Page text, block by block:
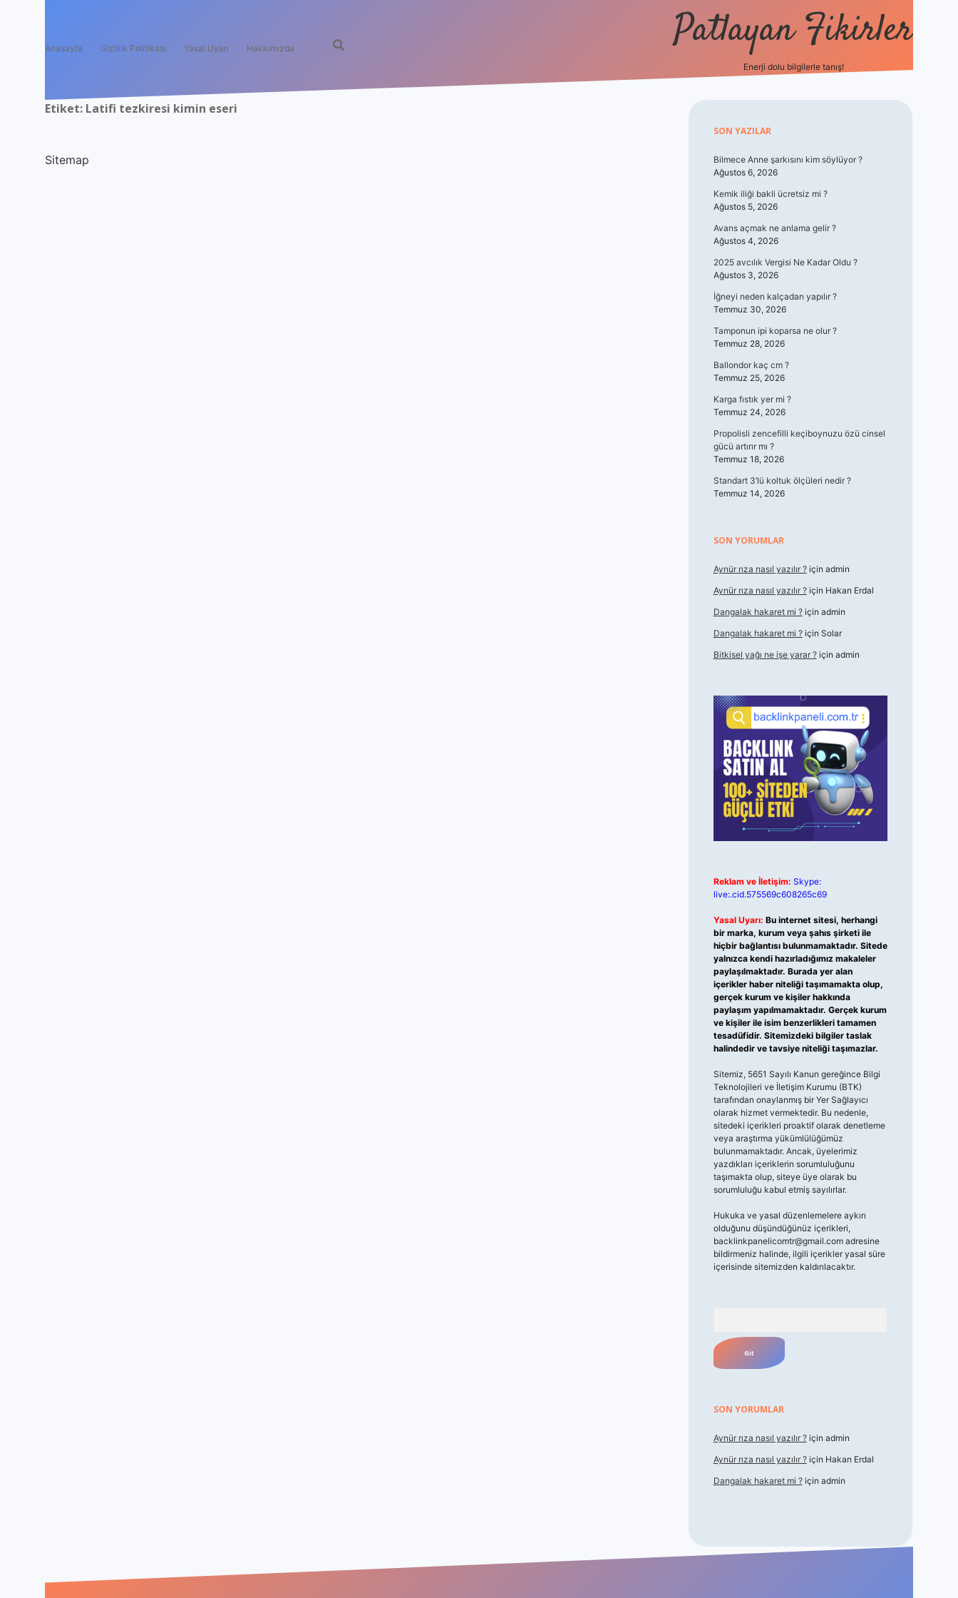
Anasayfa Gizlilik Politikası Yasal Uyarı Hakkımızda Patlayan Fikirler
Enerji dolu bilgilerle tanış!
Etiket: Latifi tezkiresi kimin eseri
Sitemap
Sidebar
SON YAZILAR
Bilmece Anne şarkısını kim söylüyor ?
Ağustos 6, 2026
Kemik iliği bakli ücretsiz mi ?
Ağustos 5, 2026
Avans açmak ne anlama gelir ?
Ağustos 4, 2026
2025 avcılık Vergisi Ne Kadar Oldu ?
Ağustos 3, 2026
İğneyi neden kalçadan yapılır ?
Temmuz 30, 2026
Tamponun ipi koparsa ne olur ?
Temmuz 28, 2026
Ballondor kaç cm ?
Temmuz 25, 2026
Karga fıstık yer mi ?
Temmuz 24, 2026
Propolisli zencefilli keçiboynuzu özü cinsel
gücü artırır mı ?
Temmuz 18, 2026
Standart 3’lü koltuk ölçüleri nedir ?
Temmuz 14, 2026
SON YORUMLAR
Aynür rıza nasıl yazılır ?için admin
Aynür rıza nasıl yazılır ?için Hakan Erdal
Dangalak hakaret mi ?için admin
Dangalak hakaret mi ?için Solar
Bitkisel yağı ne işe yarar ?için admin
Reklam ve İletişim: Skype:
live:.cid.575569c608265c69
Yasal Uyarı: Bu internet sitesi, herhangi
bir marka, kurum veya şahıs şirketi ile
hiçbir bağlantısı bulunmamaktadır. Sitede
yalnızca kendi hazırladığımız makaleler
paylaşılmaktadır. Burada yer alan
içerikler haber niteliği taşımamakta olup,
gerçek kurum ve kişiler hakkında
paylaşım yapılmamaktadır. Gerçek kurum
ve kişiler ile isim benzerlikleri tamamen
tesadüfidir. Sitemizdeki bilgiler taslak
halindedir ve tavsiye niteliği taşımazlar.
Sitemiz, 5651 Sayılı Kanun gereğince Bilgi
Teknolojileri ve İletişim Kurumu (BTK)
tarafından onaylanmış bir Yer Sağlayıcı
olarak hizmet vermektedir. Bu nedenle,
sitedeki içerikleri proaktif olarak denetleme
veya araştırma yükümlülüğümüz
bulunmamaktadır. Ancak, üyelerimiz
yazdıkları içeriklerin sorumluluğunu
taşımakta olup, siteye üye olarak bu
sorumluluğu kabul etmiş sayılırlar.
Hukuka ve yasal düzenlemelere aykırı
olduğunu düşündüğünüz içerikleri,
backlinkpanelicomtr@gmail.comadresine
bildirmeniz halinde, ilgili içerikler yasal süre
içerisinde sitemizden kaldırılacaktır.
SON YORUMLAR
Aynür rıza nasıl yazılır ?için admin
Aynür rıza nasıl yazılır ?için Hakan Erdal
Dangalak hakaret mi ?için admin